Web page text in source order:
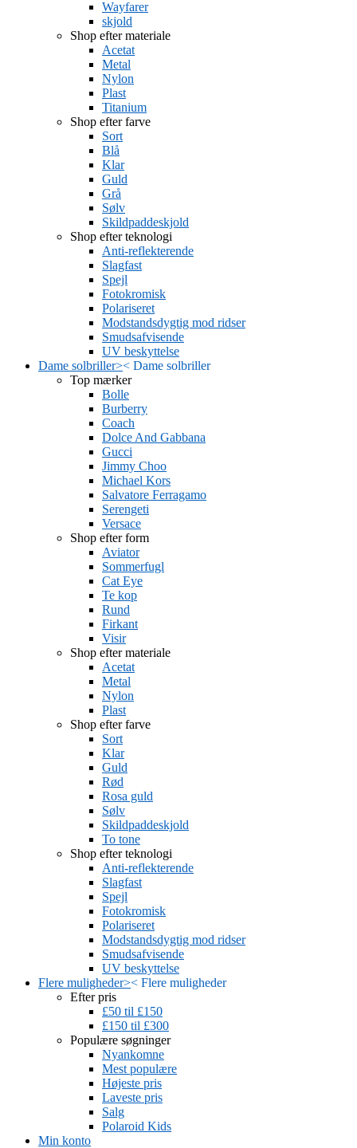
Wayfarer
skjold
Shop efter materiale
Acetat
Metal
Nylon
Plast
Titanium
Shop efter farve
Sort
Blå
Klar
Guld
Grå
Sølv
Skildpaddeskjold
Shop efter teknologi
Anti-reflekterende
Slagfast
Spejl
Fotokromisk
Polariseret
Modstandsdygtig mod ridser
Smudsafvisende
UV beskyttelse
Dame solbriller>< Dame solbriller
Top mærker
Bolle
Burberry
Coach
Dolce And Gabbana
Gucci
Jimmy Choo
Michael Kors
Salvatore Ferragamo
Serengeti
Versace
Shop efter form
Aviator
Sommerfugl
Cat Eye
Te kop
Rund
Firkant
Visir
Shop efter materiale
Acetat
Metal
Nylon
Plast
Shop efter farve
Sort
Klar
Guld
Rød
Rosa guld
Sølv
Skildpaddeskjold
To tone
Shop efter teknologi
Anti-reflekterende
Slagfast
Spejl
Fotokromisk
Polariseret
Modstandsdygtig mod ridser
Smudsafvisende
UV beskyttelse
Flere muligheder>< Flere muligheder
Efter pris
£50 til £150
£150 til £300
Populære søgninger
Nyankomne
Mest populære
Højeste pris
Laveste pris
Salg
Polaroid Kids
Min konto